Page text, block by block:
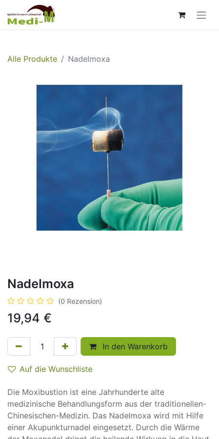
Alle Produkte Nadelmoxa
Nadelmoxa
(0 Rezension)
19,94 €
In den Warenkorb
Auf die Wunschliste
Die Moxibustion ist eine Jahrhunderte alte
medizinische Behandlungsform aus der traditionellen-
Chinesischen-Medizin. Das Nadelmoxa wird mit Hilfe
einer Akupunkturnadel eingesetzt. Durch die Wärme